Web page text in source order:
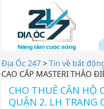
Địa Ốc 247>Tin về bất
CAO CẤP MASTERI THẢO
CHO THUÊ CĂN HỘ
QUẬN 2. LH TRANG